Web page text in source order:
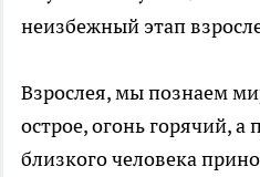
неизбежный этап
Взрослея, мы познаем
острое, огонь горячий, а
близкого человека